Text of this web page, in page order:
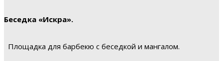
Беседка «Искра».
Площадка для барбекю с беседкой и мангалом.